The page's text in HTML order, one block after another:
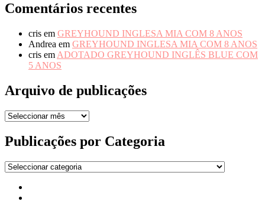
Comentários recentes
cris em GREYHOUND INGLESA MIA COM 8 ANOS
Andrea em GREYHOUND INGLESA MIA COM 8 ANOS
cris em ADOTADO GREYHOUND INGLÊS BLUE COM
5 ANOS
Arquivo de publicações
Arquivo
publicações
Publicações por Categoria
Publicações
Categoria